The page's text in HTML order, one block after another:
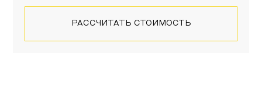
РАССЧИТАТЬ СТОИМОСТЬ